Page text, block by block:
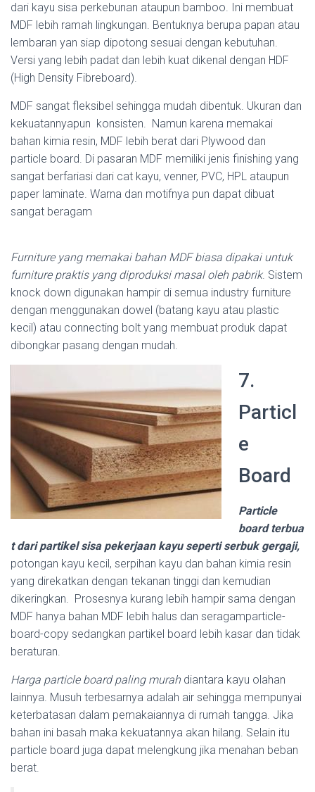
dari kayu sisa perkebunan ataupun bamboo. Ini membuat
MDF lebih ramah lingkungan. Bentuknya berupa papan atau
lembaran yan siap dipotong sesuai dengan kebutuhan.
Versi yang lebih padat dan lebih kuat dikenal dengan HDF
(High Density Fibreboard).
MDF sangat fleksibel sehingga mudah dibentuk. Ukuran dan
kekuatannyapun konsisten. Namun karena memakai
bahan kimia resin, MDF lebih berat dari Plywood dan
particle board. Di pasaran MDF memiliki jenis finishing yang
sangat berfariasi dari cat kayu, venner, PVC, HPL ataupun
paper laminate. Warna dan motifnya pun dapat dibuat
sangat beragam
Furniture yang memakai bahan MDF biasa dipakai untuk
furniture praktis yang diproduksi masal oleh pabrik. Sistem
knock down digunakan hampir di semua industry furniture
dengan menggunakan dowel (batang kayu atau plastic
kecil) atau connecting bolt yang membuat produk dapat
dibongkar pasang dengan mudah.
7.
Particl
e
Board
Particle
board terbua
t dari partikel sisa pekerjaan kayu seperti serbuk gergaji,
potongan kayu kecil, serpihan kayu dan bahan kimia resin
yang direkatkan dengan tekanan tinggi dan kemudian
dikeringkan. Prosesnya kurang lebih hampir sama dengan
MDF hanya bahan MDF lebih halus dan seragamparticle-
board-copy sedangkan partikel board lebih kasar dan tidak
beraturan.
Harga particle board paling murah diantara kayu olahan
lainnya. Musuh terbesarnya adalah air sehingga mempunyai
keterbatasan dalam pemakaiannya di rumah tangga. Jika
bahan ini basah maka kekuatannya akan hilang. Selain itu
particle board juga dapat melengkung jika menahan beban
berat.